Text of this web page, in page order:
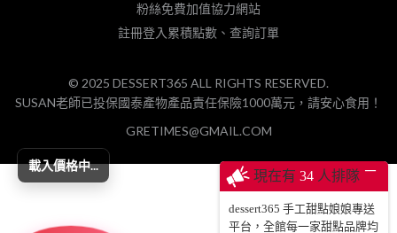
現在有 34 人排隊 ─
dessert365 手工甜點娘娘專送
平台，全館每一家甜點品牌均
粉絲免費加值協力網站
註冊登入累積點數、查詢訂單
© 2025 DESSERT365 ALL RIGHTS RESERVED.
SUSAN老師已投保國泰產物產品責任保險1000萬元，請安心食用！
GRETIMES@GMAIL.COM
載入價格中...